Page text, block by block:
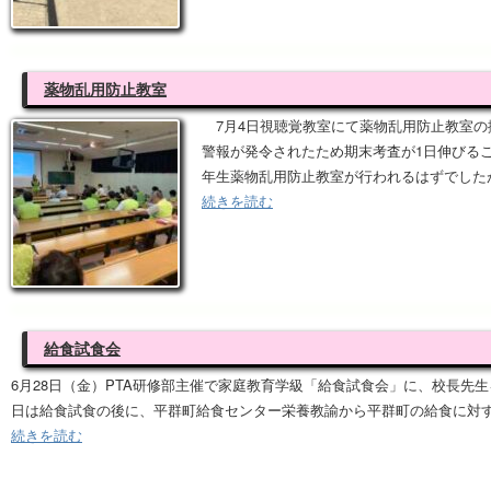
薬物乱用防止教室
7月4日視聴覚教室にて薬物乱用防止教室
警報が発令されたため期末考査が1日伸びる
年生薬物乱用防止教室が行われるはずでした
続きを読む
給食試食会
6月28日（金）PTA研修部主催で家庭教育学級「給食試食会」に、校長先
日は給食試食の後に、平群町給食センター栄養教諭から平群町の給食に対
続きを読む